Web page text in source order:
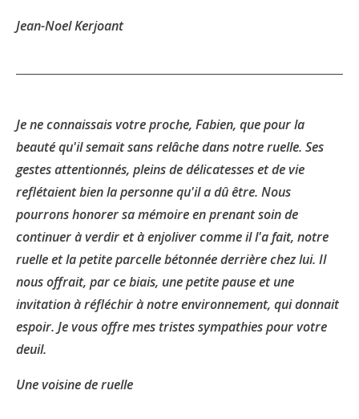
Jean-Noel Kerjoant
Je ne connaissais votre proche, Fabien, que pour la
beauté qu'il semait sans relâche dans notre ruelle. Ses
gestes attentionnés, pleins de délicatesses et de vie
reflétaient bien la personne qu'il a dû être. Nous
pourrons honorer sa mémoire en prenant soin de
continuer à verdir et à enjoliver comme il l'a fait, notre
ruelle et la petite parcelle bétonnée derrière chez lui. Il
nous offrait, par ce biais, une petite pause et une
invitation à réfléchir à notre environnement, qui donnait
espoir. Je vous offre mes tristes sympathies pour votre
deuil.
Une voisine de ruelle